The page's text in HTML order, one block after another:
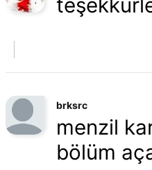
brksrc
menzil
bölüm